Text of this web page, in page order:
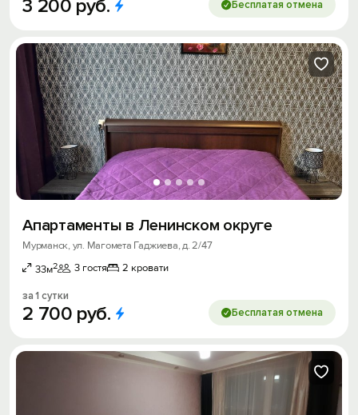
3 200 руб. Бесплатая отмена
Апартаменты в Ленинском округе
Мурманск, ул. Магомета Гаджиева, д. 2/47
33м2 3 гостя 2 кровати
за 1 сутки
2 700 руб. Бесплатая отмена